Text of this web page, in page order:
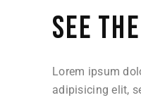
SEE
Lorem ipsum
adipisicing elit,